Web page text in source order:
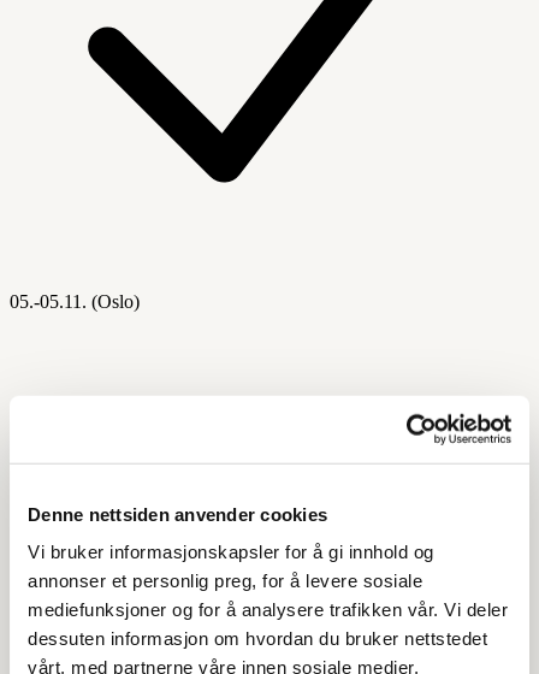
Denne nettsiden anvender cookies
Vi bruker informasjonskapsler for å gi innhold og
annonser et personlig preg, for å levere sosiale
mediefunksjoner og for å analysere trafikken vår. Vi deler
dessuten informasjon om hvordan du bruker nettstedet
vårt, med partnerne våre innen sosiale medier,
05.-05.11. (Oslo)